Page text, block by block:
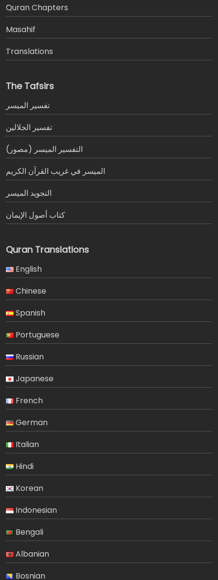
َQuran Chapters
Masahif
Translations
The Tafsirs
تفسير المیسر
تفسير الجلالين
التفسير الميسر (مصور)
الميسر في غريب القرآن الكريم
التجويد الميسر
كتاب أصول الإيمان
Quran Translations
English
Chinese
Spanish
Portuguese
Russian
Japanese
French
German
Italian
Hindi
Korean
Indonesian
Bengali
Albanian
Bosnian